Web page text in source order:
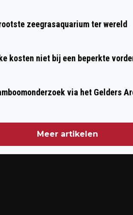
zeegrasaquarium ter wereld
kosten niet bij een beperkte
via het Gelders
Meer artikelen